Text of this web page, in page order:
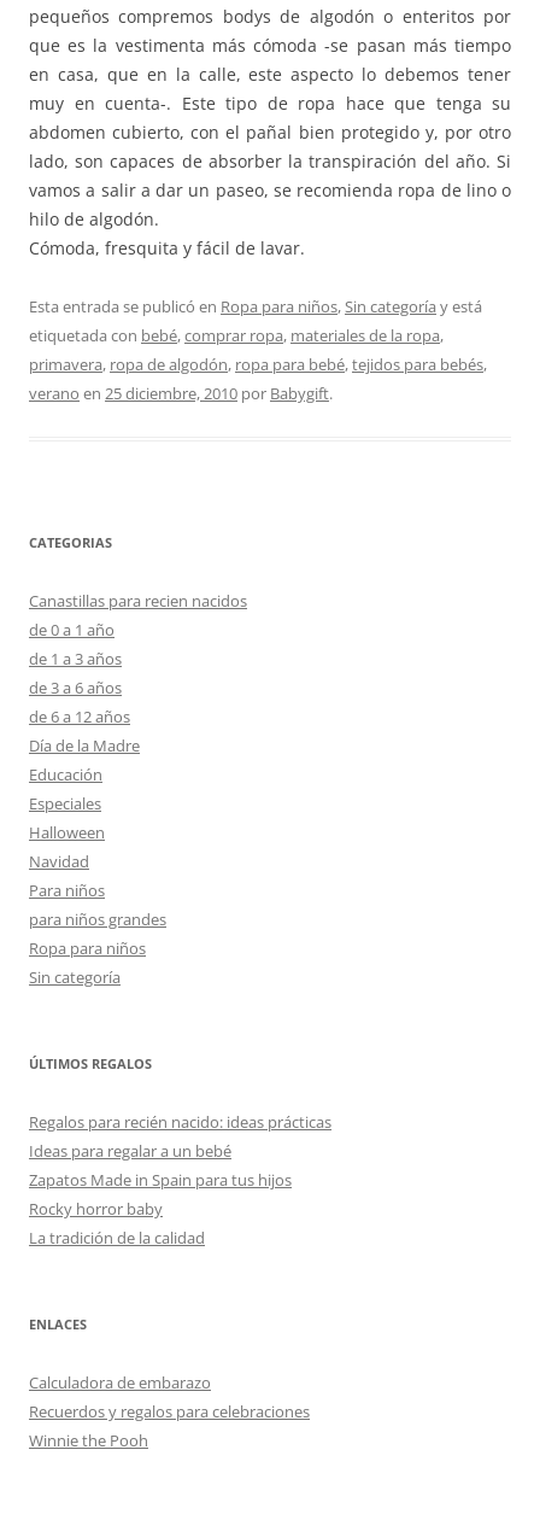
pequeños compremos bodys de algodón o enteritos por
que es la vestimenta más cómoda -se pasan más tiempo
en casa, que en la calle, este aspecto lo debemos tener
muy en cuenta-. Este tipo de ropa hace que tenga su
abdomen cubierto, con el pañal bien protegido y, por otro
lado, son capaces de absorber la transpiración del año. Si
vamos a salir a dar un paseo, se recomienda ropa de lino o
hilo de algodón.
Cómoda, fresquita y fácil de lavar.
Esta entrada se publicó en Ropa para niños,Sin categoría y está
etiquetada con bebé,comprar ropa, materiales de la ropa,
primavera, ropa de algodón, ropa para bebé,tejidos para bebés,
verano en 25 diciembre, 2010 por Babygift.
CATEGORIAS
Canastillas para recien nacidos
de 0 a 1 año
de 1 a 3 años
de 3 a 6 años
de 6 a 12 años
Día de la Madre
Educación
Especiales
Halloween
Navidad
Para niños
para niños grandes
Ropa para niños
Sin categoría
ÚLTIMOS REGALOS
Regalos para recién nacido: ideas prácticas
Ideas para regalar a un bebé
Zapatos Made in Spain para tus hijos
Rocky horror baby
La tradición de la calidad
ENLACES
Calculadora de embarazo
Recuerdos y regalos para celebraciones
Winnie the Pooh